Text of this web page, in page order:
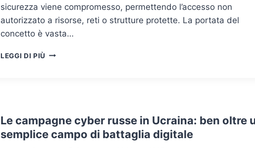
sicurezza viene compromesso, permettendo l’accesso non
autorizzato a risorse, reti o strutture protette. La portata del
concetto è vasta…
LEGGI DI PIÙ SECURITY
RESPONSABILITÀ
Le campagne cyber russe in Ucraina: ben oltre
semplice campo di battaglia digitale